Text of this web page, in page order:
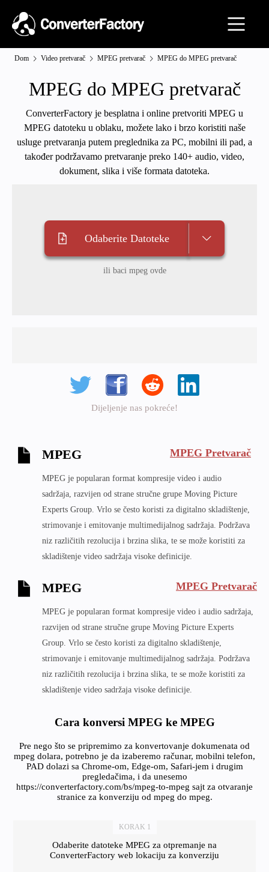
Dom Video pretvarač MPEG pretvarač MPEG do MPEG pretvarač
MPEG do MPEG pretvarač
ConverterFactory je besplatna i online pretvoriti MPEG u
MPEG datoteku u oblaku, možete lako i brzo koristiti naše
usluge pretvaranja putem preglednika za PC, mobilni ili pad, a
također podržavamo pretvaranje preko 140+ audio, video,
dokument, slika i više formata datoteka.
Odaberite Datoteke
ili baci mpeg ovde
Dijeljenje nas pokreće!
MPEG MPEG Pretvarač
MPEG je popularan format kompresije video i audio
sadržaja, razvijen od strane stručne grupe Moving Picture
Experts Group. Vrlo se često koristi za digitalno skladištenje,
strimovanje i emitovanje multimedijalnog sadržaja. Podržava
niz različitih rezolucija i brzina slika, te se može koristiti za
skladištenje video sadržaja visoke definicije.
MPEG MPEG Pretvarač
MPEG je popularan format kompresije video i audio sadržaja,
razvijen od strane stručne grupe Moving Picture Experts
Group. Vrlo se često koristi za digitalno skladištenje,
strimovanje i emitovanje multimedijalnog sadržaja. Podržava
niz različitih rezolucija i brzina slika, te se može koristiti za
skladištenje video sadržaja visoke definicije.
Cara konversi MPEG ke MPEG
Pre nego što se pripremimo za konvertovanje dokumenata od
mpeg dolara, potrebno je da izaberemo računar, mobilni telefon,
PAD dolazi sa Chrome-om, Edge-om, Safari-jem i drugim
pregledačima, i da unesemo
https://converterfactory.com/bs/mpeg-to-mpeg sajt za otvaranje
stranice za konverziju od mpeg do mpeg.
KORAK 1
Odaberite datoteke MPEG za otpremanje na
ConverterFactory web lokaciju za konverziju